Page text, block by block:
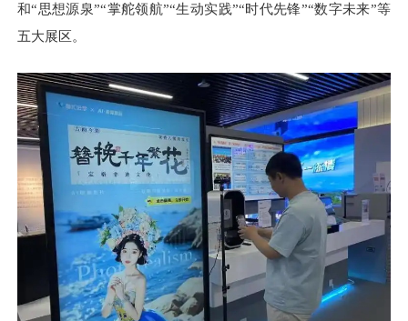
和“思想源泉”“掌舵领航”“生动实践”“时代先锋”“数字未来”等
五大展区。